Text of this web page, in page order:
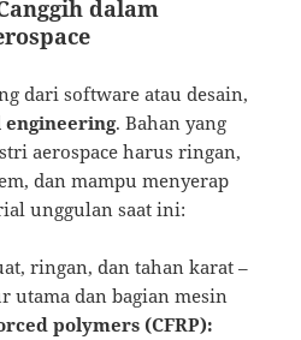
dalam
dari software atau desain,
. Bahan yang
aerospace harus ringan,
dan mampu menyerap
unggulan saat ini:
ringan, dan tahan karat –
utama dan bagian mesin
polymers (CFRP):